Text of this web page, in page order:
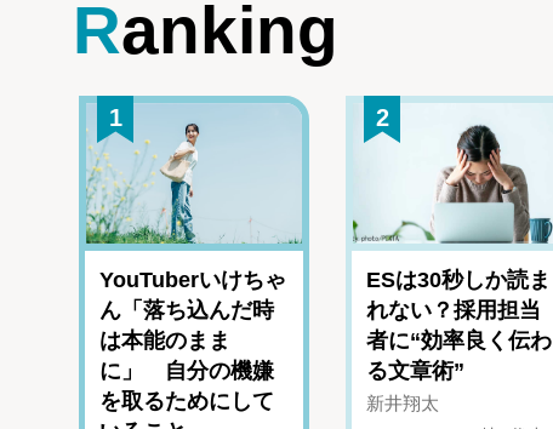
Ranking
1
YouTuberいけちゃ
ん「落ち込んだ時
は本能のまま
に」 自分の機嫌
を取るためにして
2
ESは30秒しか読ま
れない？採用担当
者に“効率良く伝わ
る文章術”
新井翔太